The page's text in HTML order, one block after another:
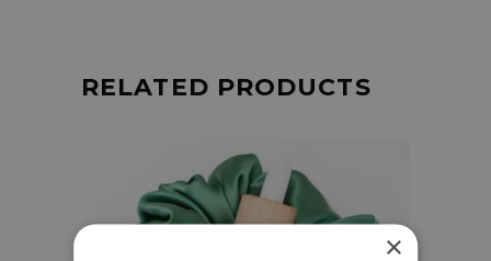
RELATED PRODUCTS
×